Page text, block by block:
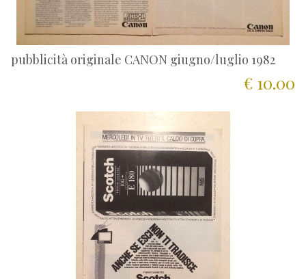
pubblicità originale CANON giugno/luglio 1982
€ 10.00